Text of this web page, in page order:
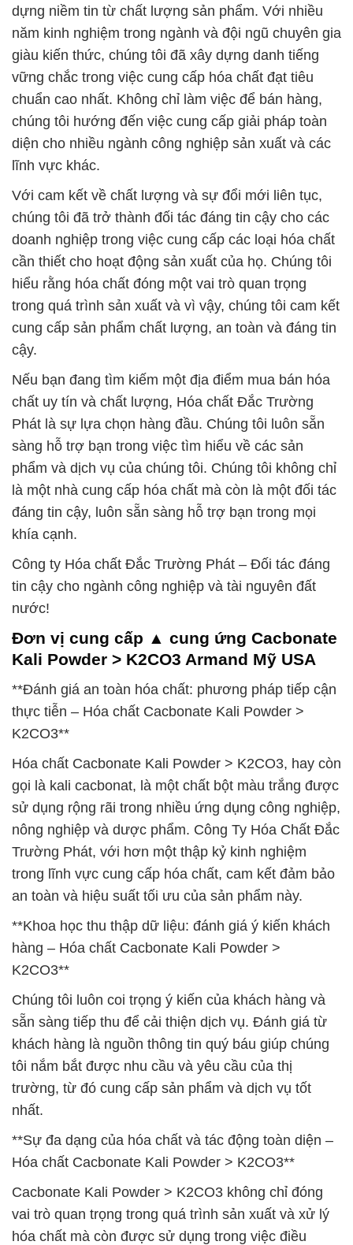
dựng niềm tin từ chất lượng sản phẩm. Với nhiều
năm kinh nghiệm trong ngành và đội ngũ chuyên gia
giàu kiến thức, chúng tôi đã xây dựng danh tiếng
vững chắc trong việc cung cấp hóa chất đạt tiêu
chuẩn cao nhất. Không chỉ làm việc để bán hàng,
chúng tôi hướng đến việc cung cấp giải pháp toàn
diện cho nhiều ngành công nghiệp sản xuất và các
lĩnh vực khác.
Với cam kết về chất lượng và sự đổi mới liên tục,
chúng tôi đã trở thành đối tác đáng tin cậy cho các
doanh nghiệp trong việc cung cấp các loại hóa chất
cần thiết cho hoạt động sản xuất của họ. Chúng tôi
hiểu rằng hóa chất đóng một vai trò quan trọng
trong quá trình sản xuất và vì vậy, chúng tôi cam kết
cung cấp sản phẩm chất lượng, an toàn và đáng tin
cậy.
Nếu bạn đang tìm kiếm một địa điểm mua bán hóa
chất uy tín và chất lượng, Hóa chất Đắc Trường
Phát là sự lựa chọn hàng đầu. Chúng tôi luôn sẵn
sàng hỗ trợ bạn trong việc tìm hiểu về các sản
phẩm và dịch vụ của chúng tôi. Chúng tôi không chỉ
là một nhà cung cấp hóa chất mà còn là một đối tác
đáng tin cậy, luôn sẵn sàng hỗ trợ bạn trong mọi
khía cạnh.
Công ty Hóa chất Đắc Trường Phát – Đối tác đáng
tin cậy cho ngành công nghiệp và tài nguyên đất
nước!
Đơn vị cung cấp ▲ cung ứng Cacbonate
Kali Powder > K2CO3 Armand Mỹ USA
**Đánh giá an toàn hóa chất: phương pháp tiếp cận
thực tiễn – Hóa chất Cacbonate Kali Powder >
K2CO3**
Hóa chất Cacbonate Kali Powder > K2CO3, hay còn
gọi là kali cacbonat, là một chất bột màu trắng được
sử dụng rộng rãi trong nhiều ứng dụng công nghiệp,
nông nghiệp và dược phẩm. Công Ty Hóa Chất Đắc
Trường Phát, với hơn một thập kỷ kinh nghiệm
trong lĩnh vực cung cấp hóa chất, cam kết đảm bảo
an toàn và hiệu suất tối ưu của sản phẩm này.
**Khoa học thu thập dữ liệu: đánh giá ý kiến khách
hàng – Hóa chất Cacbonate Kali Powder >
K2CO3**
Chúng tôi luôn coi trọng ý kiến của khách hàng và
sẵn sàng tiếp thu để cải thiện dịch vụ. Đánh giá từ
khách hàng là nguồn thông tin quý báu giúp chúng
tôi nắm bắt được nhu cầu và yêu cầu của thị
trường, từ đó cung cấp sản phẩm và dịch vụ tốt
nhất.
**Sự đa dạng của hóa chất và tác động toàn diện –
Hóa chất Cacbonate Kali Powder > K2CO3**
Cacbonate Kali Powder > K2CO3 không chỉ đóng
vai trò quan trọng trong quá trình sản xuất và xử lý
hóa chất mà còn được sử dụng trong việc điều